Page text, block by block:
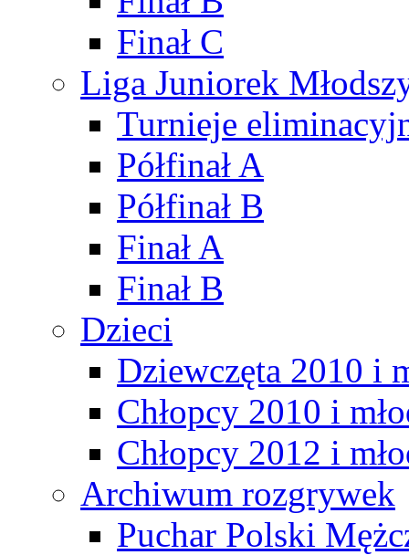
Finał C
Liga Juniorek
Turnieje
Półfinał A
Półfinał B
Finał A
Finał B
Dzieci
Dziewczęta 2010 i
Chłopcy 2010 i
Chłopcy 2012 i
Archiwum rozgrywek
Puchar Polski